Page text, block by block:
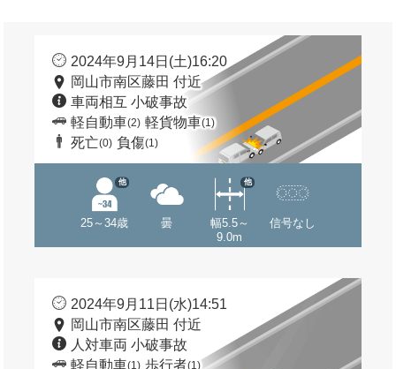
2024年9月14日(土)16:20
岡山市南区藤田 付近
車両相互 小破事故
軽自動車(2) 軽貨物車(1)
死亡(0) 負傷(1)
25～34歳
他
曇
幅5.5～
9.0m
他
信号なし
2024年9月11日(水)14:51
岡山市南区藤田 付近
人対車両 小破事故
軽自動車(1) 歩行者(1)